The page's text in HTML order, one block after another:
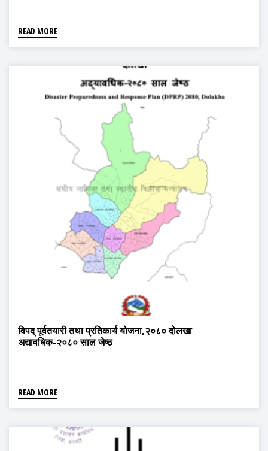
READ MORE
विपद् पूर्वतयारी तथा प्रतिकार्य योजना,२०८० दोलखा
अद्यावधिक-२०८० साल जेष्ठ
READ MORE